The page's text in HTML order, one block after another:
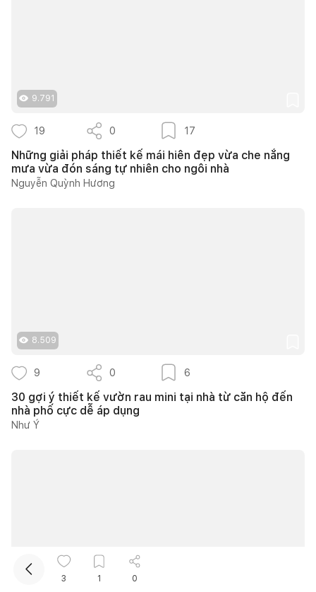
9.791
19 0 17
Những giải pháp thiết kế mái hiên đẹp vừa che nắng
mưa vừa đón sáng tự nhiên cho ngôi nhà
Nguyễn Quỳnh Hương
8.509
9 0 6
30 gợi ý thiết kế vườn rau mini tại nhà từ căn hộ đến
nhà phố cực dễ áp dụng
Như Ý
3 1 0